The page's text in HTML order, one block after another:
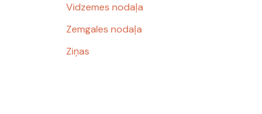
Vidzemes nodaļa
Zemgales nodaļa
Ziņas